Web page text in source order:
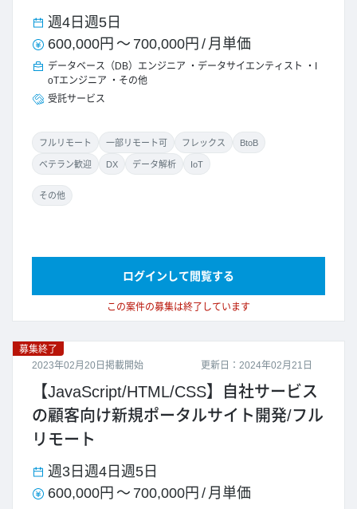
週4日 週5日
600,000円 ～ 700,000円 / 月単価
データベース（DB）エンジニア データサイエンティスト
oTエンジニア
その他
受託サービス
フルリモート 一部リモート可 フレックス BtoB
ベテラン歓迎 DX データ解析 IoT
その他
この案件の募集は終了しています
ログインして閲覧する
更新日：2024年02月21日
募集終了
2023年02月20日掲載開始
【JavaScript/HTML/CSS】自社サービス
の顧客向け新規ポータルサイト開発/フル
リモート
週3日 週4日 週5日
600,000円 ～ 700,000円 / 月単価